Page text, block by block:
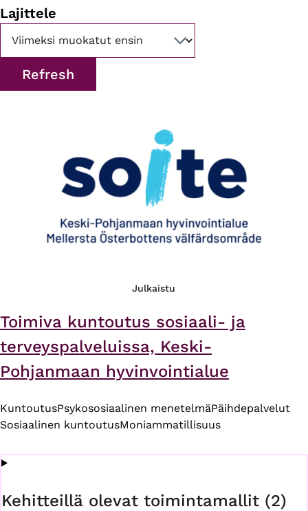
Lajittele
Julkaistu
Toimiva kuntoutus sosiaali- ja
terveyspalveluissa, Keski-
Pohjanmaan hyvinvointialue
KuntoutusPsykososiaalinen menetelmäPäihdepalvelut
Sosiaalinen kuntoutusMoniammatillisuus
Kehitteillä olevat toimintamallit (2)